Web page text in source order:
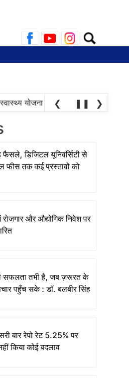
Search
for:
योजना की सफलता तभी है, जब
❮ ❚❚ ❯
डिजिटल यूनिवर्सिटी से
फीस तक कई प्रस्तावों को
रोजगार और औद्योगिक निवेश पर
सफलता तभी है, जब ज़रूरत के
पहुँच सके : डॉ. बलबीर सिंह
बार रेपो रेट 5.25% पर
किया कोई बदलाव